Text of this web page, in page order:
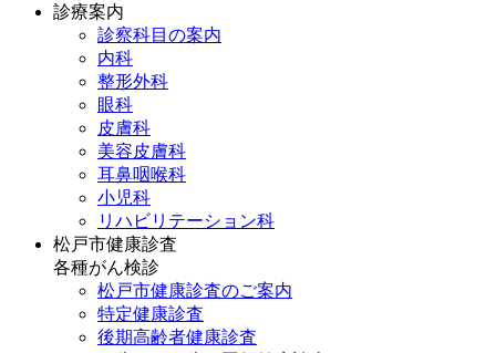
診療案内
診察科目の案内
内科
整形外科
眼科
皮膚科
美容皮膚科
耳鼻咽喉科
小児科
リハビリテーション科
松戸市健康診査
各種がん検診
松戸市健康診査のご案内
特定健康診査
後期高齢者健康診査